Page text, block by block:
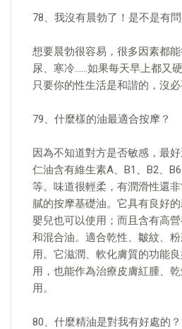
78、我沒有晨勃了！是不是有問
想要晨勃很容易，很多因素都
尿、寒冷……如果每天早上都又
只要你的性生活是和諧的，沒必
79、什麼樣的油最適合按摩？
因為不知道對方是否敏感，最
仁油含有維生素A、B1、B2、
等。味道很輕柔，有潤滑性還
膩的按摩基礎油。它具有良好
嬰兒也可以使用；而且含有高
和混合油。適合乾性、皺紋、
用。它滋潤、軟化膚質的功能
用，也能作為治療皮膚紅腫、
用。
80、什麼精油是對我有好處的？